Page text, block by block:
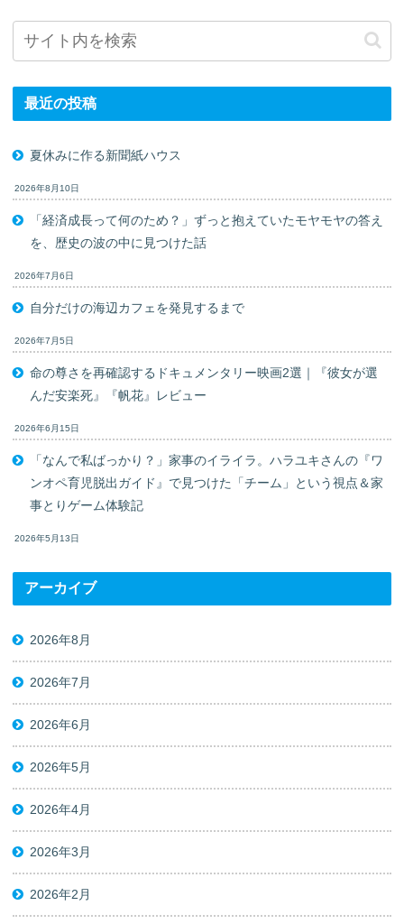
最近の投稿
夏休みに作る新聞紙ハウス
2026年8月10日
「経済成長って何のため？」ずっと抱えていたモヤモヤの答え
を、歴史の波の中に見つけた話
2026年7月6日
自分だけの海辺カフェを発見するまで
2026年7月5日
命の尊さを再確認するドキュメンタリー映画2選｜『彼女が選
んだ安楽死』『帆花』レビュー
2026年6月15日
「なんで私ばっかり？」家事のイライラ。ハラユキさんの『ワ
ンオペ育児脱出ガイド』で見つけた「チーム」という視点＆家
事とりゲーム体験記
2026年5月13日
アーカイブ
2026年8月
2026年7月
2026年6月
2026年5月
2026年4月
2026年3月
2026年2月